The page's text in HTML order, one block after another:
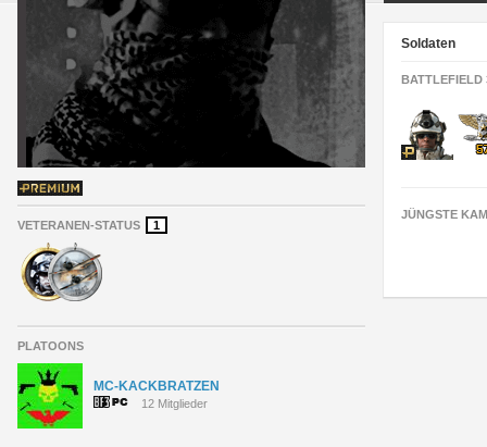
VETERANEN-STATUS 1
PLATOONS
MC-KACKBRATZEN
12 Mitglieder
Soldaten
BATTLEFIELD
JÜNGSTE